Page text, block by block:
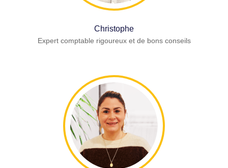
Christophe
Expert comptable rigoureux et de bons conseils